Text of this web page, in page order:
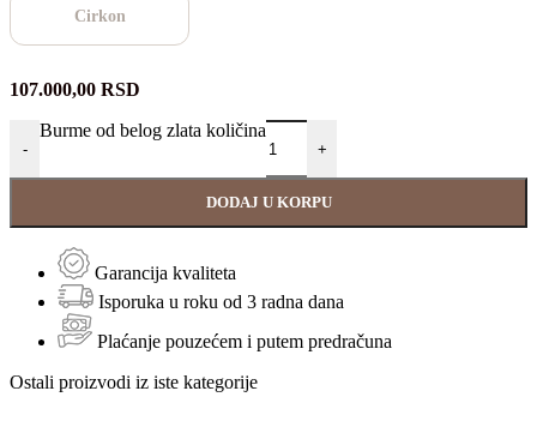
Cirkon
107.000,00 RSD
-
Burme od belog zlata količina
+
DODAJ U KORPU
Garancija kvaliteta
Isporuka u roku od 3 radna dana
Plaćanje pouzećem i putem predračuna
Ostali proizvodi iz iste kategorije